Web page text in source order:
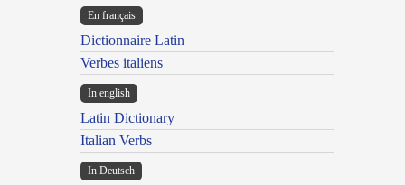
En français
Dictionnaire Latin
Verbes italiens
In english
Latin Dictionary
Italian Verbs
In Deutsch